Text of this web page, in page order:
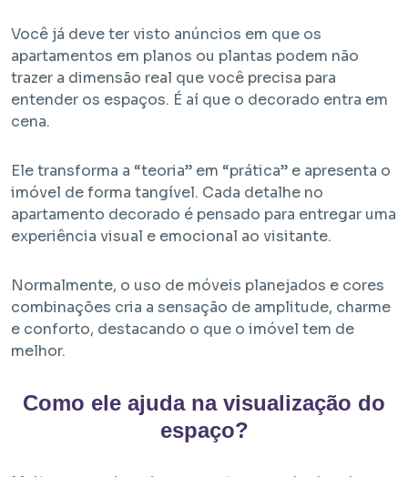
Você já deve ter visto anúncios em que os
apartamentos em planos ou plantas podem não
trazer a dimensão real que você precisa para
entender os espaços. É aí que o decorado entra em
cena.
Ele transforma a “teoria” em “prática” e apresenta o
imóvel de forma tangível. Cada detalhe no
apartamento decorado é pensado para entregar uma
experiência visual e emocional ao visitante.
Normalmente, o uso de móveis planejados e cores
combinações cria a sensação de amplitude, charme
e conforto, destacando o que o imóvel tem de
melhor.
Como ele ajuda na visualização do
espaço?
Em Obra
Barra Funda - São Paulo / SP
Projeto HMP e R2V